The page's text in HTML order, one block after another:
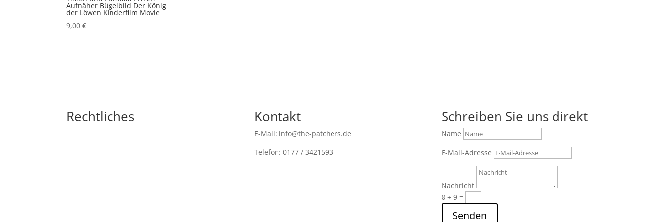
Aufnäher Bügelbild Der König
der Löwen Kinderfilm Movie
9,00€
Rechtliches Kontakt
E-Mail: info@the-patchers.de
Telefon: 0177 / 3421593
Schreiben Sie uns direkt
Name
E-Mail-Adresse
Nachricht
8 + 9=
Senden